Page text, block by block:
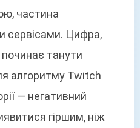
частина
сервісами. Цифра,
танути
алгоритму Twitch
— негативний
гіршим, ніж